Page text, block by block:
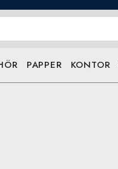
PAPPER KONTOR